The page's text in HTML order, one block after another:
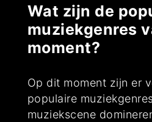
Wat zijn de
muziekgenres
moment?
Op dit moment zijn er
populaire
muziekscene